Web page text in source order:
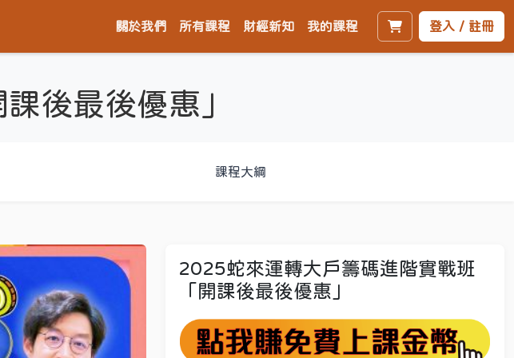
關於我們 所有課程 財經新知 我的課程 登入 / 註冊
後最後優惠」
課程大綱
2025蛇來運轉大戶籌碼進階實戰班
「開課後最後優惠」